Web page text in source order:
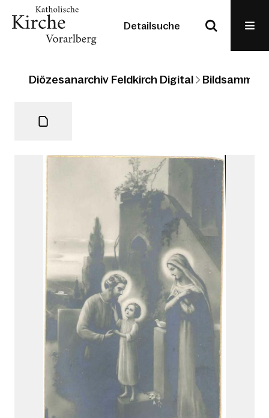
Detailsuche
Diözesanarchiv Feldkirch Digital